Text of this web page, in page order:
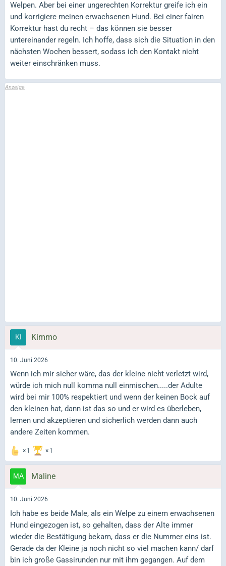
Welpen. Aber bei einer ungerechten Korrektur greife ich ein
und korrigiere meinen erwachsenen Hund. Bei einer fairen
Korrektur hast du recht – das können sie besser
untereinander regeln. Ich hoffe, dass sich die Situation in den
nächsten Wochen bessert, sodass ich den Kontakt nicht
weiter einschränken muss.
Kimmo
10. Juni 2026
Wenn ich mir sicher wäre, das der kleine nicht verletzt wird,
würde ich mich null komma null einmischen.....der Adulte
wird bei mir 100% respektiert und wenn der keinen Bock auf
den kleinen hat, dann ist das so und er wird es überleben,
lernen und akzeptieren und sicherlich werden dann auch
andere Zeiten kommen.
1 1
Maline
10. Juni 2026
Ich habe es beide Male, als ein Welpe zu einem erwachsenen
Hund eingezogen ist, so gehalten, dass der Alte immer
wieder die Bestätigung bekam, dass er die Nummer eins ist.
Gerade da der Kleine ja noch nicht so viel machen kann/ darf
bin ich große Gassirunden nur mit ihm gegangen. Auf dem